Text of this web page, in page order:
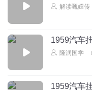
解读甄嬛传
1959汽车
隆润国学
1959汽车